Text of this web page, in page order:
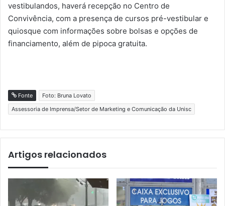
vestibulandos, haverá recepção no Centro de
Convivência, com a presença de cursos pré-vestibular e
quiosque com informações sobre bolsas e opções de
financiamento, além de pipoca gratuita.
Fonte
Foto: Bruna Lovato
Assessoria de Imprensa/Setor de Marketing e Comunicação da Unisc
Artigos relacionados